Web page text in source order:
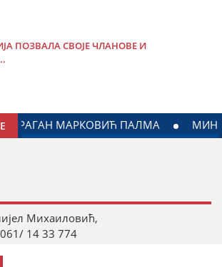
ПОЗВАЛА СВОЈЕ ЧЛАНОВЕ И
ДОГОВОРЕН НАСТАВАК
Михаиловић,
061/ 14 33 774